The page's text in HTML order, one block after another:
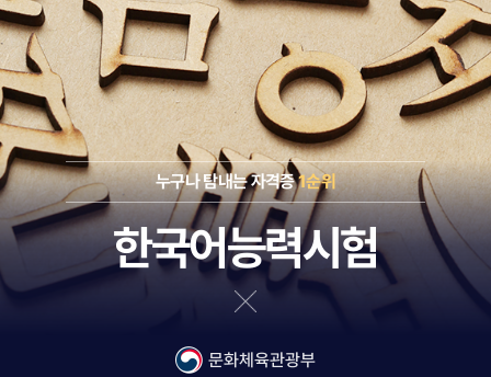
누구나 탐내는 자격증1순위
한국어능력시험
문화체육관광부